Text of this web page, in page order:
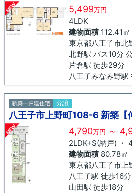
NEW 5,499万円
4LDK
建物面積112.41㎡
東京都八王子市北
片倉駅 徒歩29分
八王子みなみ野駅
新築一戸建住宅 分譲
NEW 4,790万円 ～
2LDK+S(納戸) ・
建物面積80.78㎡
東京都八王子市上
八王子駅 徒歩16分
山田駅 徒歩18分